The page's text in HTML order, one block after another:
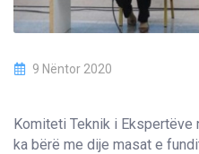
9 Nëntor 2020
Komiteti Teknik i Ekspertëve
ka bërë me dije masat e